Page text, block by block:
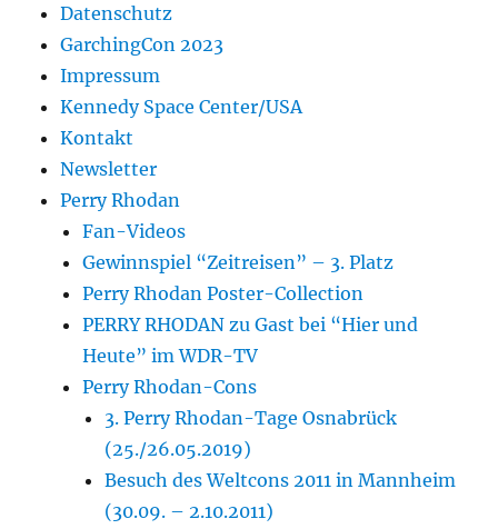
Datenschutz
GarchingCon 2023
Impressum
Kennedy Space Center/USA
Kontakt
Newsletter
Perry Rhodan
Fan-Videos
Gewinnspiel “Zeitreisen” – 3. Platz
Perry Rhodan Poster-Collection
PERRY RHODAN zu Gast bei “Hier und
Heute” im WDR-TV
Perry Rhodan-Cons
3. Perry Rhodan-Tage Osnabrück
(25./26.05.2019)
Besuch des Weltcons 2011 in Mannheim
(30.09. – 2.10.2011)